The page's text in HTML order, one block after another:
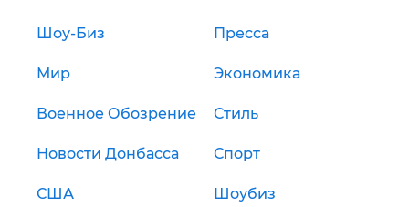
Шоу-Биз Пресса
Мир Экономика
Военное Обозрение Стиль
Новости Донбасса Спорт
США Шоубиз